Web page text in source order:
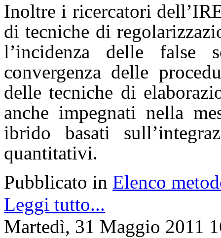
Inoltre i ricercatori
di tecniche di
l’incidenza delle
convergenza delle
delle tecniche di
anche impegnati nella
ibrido basati
quantitativi.
Pubblicato in Elenco
Leggi tutto...
Martedì, 31 Maggio 2011